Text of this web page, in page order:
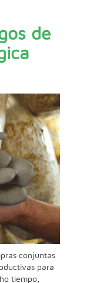
de
conjuntas
para
tiempo,